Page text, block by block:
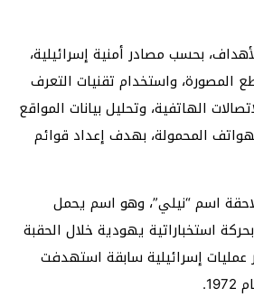
بحسب مصادر أمنية إسرائيلية،
المصورة، واستخدام تقنيات التعرف
الهاتفية، وتحليل بيانات المواقع
المحمولة، بهدف إعداد قوائم
اسم “نيلي”، وهو اسم يحمل
استخباراتية يهودية خلال الحقبة
عمليات إسرائيلية سابقة استهدفت